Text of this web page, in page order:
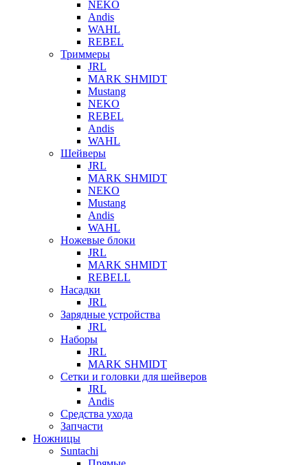
NEKO
Andis
WAHL
REBEL
Триммеры
JRL
MARK SHMIDT
Mustang
NEKO
REBEL
Andis
WAHL
Шейверы
JRL
MARK SHMIDT
NEKO
Mustang
Andis
WAHL
Ножевые блоки
JRL
MARK SHMIDT
REBELL
Насадки
JRL
Зарядные устройства
JRL
Наборы
JRL
MARK SHMIDT
Сетки и головки для шейверов
JRL
Andis
Средства ухода
Запчасти
Ножницы
Suntachi